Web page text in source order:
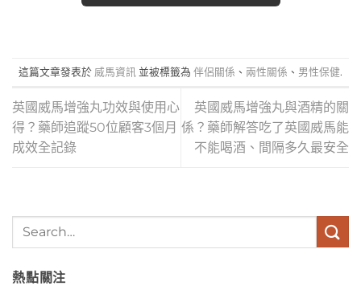
這篇文章發表於 威馬資訊 並被標籤為 伴侶關係 、 兩性關係 、 男性保健.
英國威馬增強丸功效與使用心
得？藥師追蹤50位顧客3個月
成效全記錄
英國威馬增強丸與酒精的關
係？藥師解答吃了英國威馬能
不能喝酒、間隔多久最安全
熱點關注